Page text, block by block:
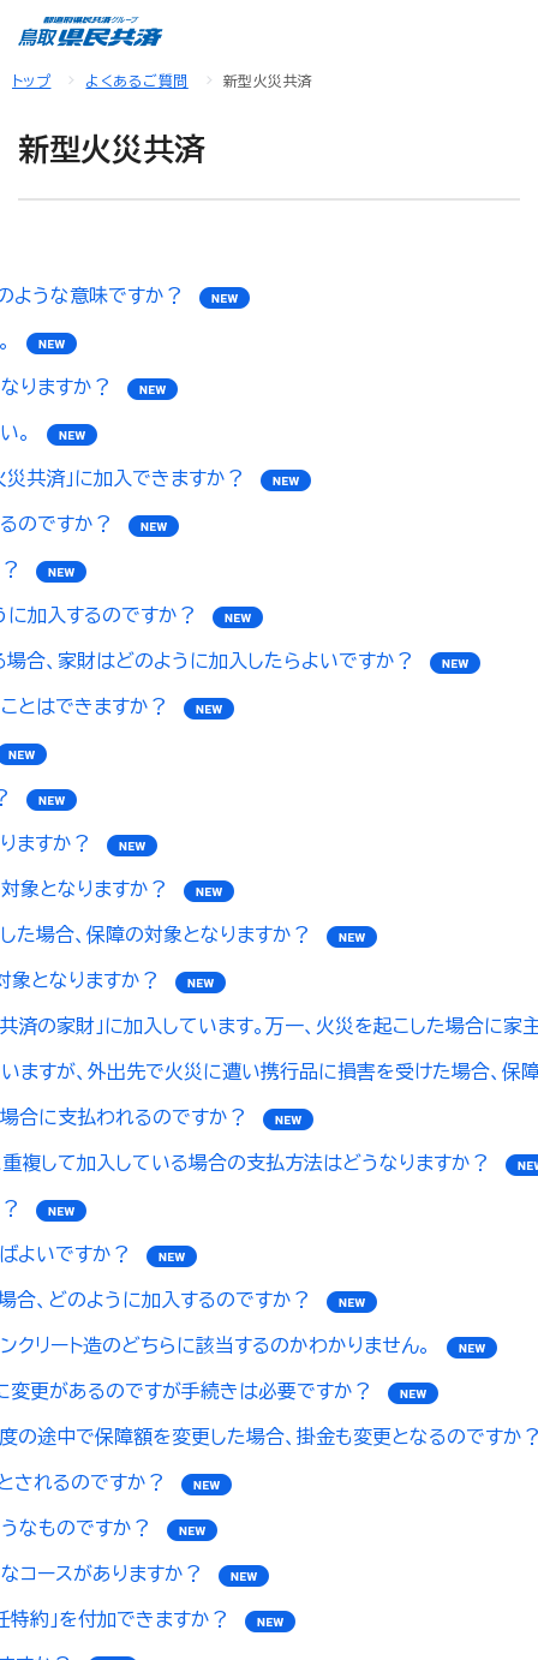
トップ よくあるご質問 新型火災共済
新型火災共済
のような意味ですか？
りますか？
。
共済」に加入できますか？
のですか？
に加入するのですか？
合、家財はどのように加入したらよいですか？
とはできますか？
ますか？
象となりますか？
た場合、保障の対象となりますか？
象となりますか？
済の家財」に加入しています。万一、火災を起こした場合に
ますが、外出先で火災に遭い携行品に損害を受けた場合、保
合に支払われるのですか？
複して加入している場合の支払方法はどうなりますか？
よいですか？
合、どのように加入するのですか？
リート造のどちらに該当するのかわかりません。
変更があるのですが手続きは必要ですか？
の途中で保障額を変更した場合、掛金も変更となるのですか
されるのですか？
なものですか？
コースがありますか？
約」を付加できますか？